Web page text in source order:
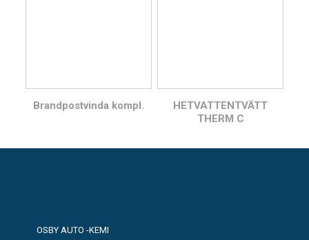
Brandpostvinda kompl.
HETVATTENTVÄTT
THERM C
OSBY AUTO -KEMI